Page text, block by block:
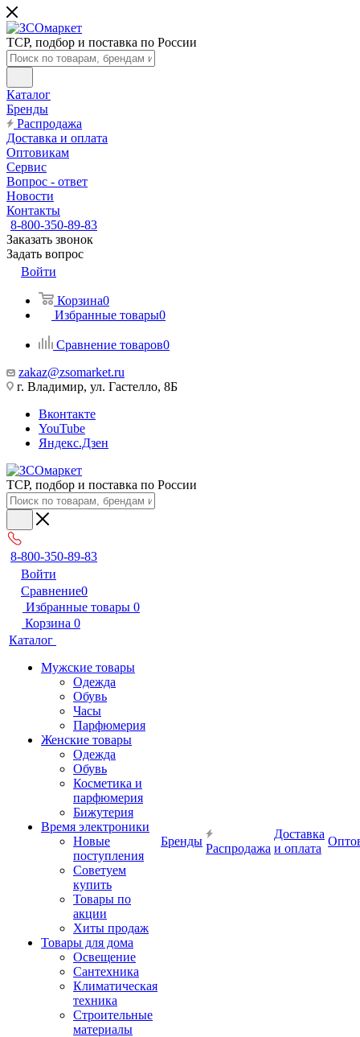
ТСР, подбор и поставка по России
Каталог
Бренды
Распродажа
Доставка и оплата
Оптовикам
Сервис
Вопрос - ответ
Новости
Контакты
8-800-350-89-83
Заказать звонок
Задать вопрос
Войти
Корзина0
Избранные товары0
Сравнение товаров0
zakaz@zsomarket.ru
г. Владимир, ул. Гастелло, 8Б
Вконтакте
YouTube
Яндекс.Дзен
ТСР, подбор и поставка по России
8-800-350-89-83
Войти
Сравнение0
Избранные товары 0
Корзина 0
Каталог
Мужские товары
Одежда
Обувь
Часы
Парфюмерия
Женские товары
Одежда
Обувь
Косметика и
парфюмерия
Бижутерия
Время электроники
Новые
поступления
Советуем
купить
Товары по
акции
Хиты продаж
Товары для дома
Освещение
Сантехника
Климатическая
техника
Строительные
материалы
Бренды
Распродажа
Доставка
и оплата